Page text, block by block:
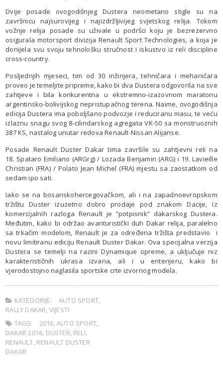
Dvije posade ovogodišnjeg Dustera neometano stigle su na
završnicu najsurovijeg i najizdržljivijeg svjetskog relija. Tokom
vožnje relija posade su uživale u podršci koju je bezrezervno
osigurala motorsport divizija Renault Sport Technologies, a koja je
donijela svu svoju tehnološku stručnost i iskustvo iz reli discipline
cross-country.
Posljednjih mjeseci, tim od 30 inžinjera, tehničara i mehaničara
proveo je temeljite pripreme, kako bi dva Dustera odgovorila na sve
zahtjeve i bila konkurentna u ekstremno-izazovnom maratonu
argentinsko-bolivijskog nepristupačnog terena. Naime, ovogodišnja
edicija Dustera ima poboljšano podvozje i reduciranu masu, te veću
izlaznu snagu svog 8-cilindarskog agregata VK-50 sa monstruoznih
387 KS, nastalog unutar redova Renault-Nissan Alijanse.
Posade Renault Duster Dakar tima završile su zahtjevni reli na
18. Spataro Emiliano (ARGrg) / Lozada Benjamin (ARG) i 19. Lavieille
Christian (FRA) / Polato Jean Michel (FRA) mjestu sa zaostatkom od
sedam ipo sati.
Iako se na bosanskohercegovačkom, ali i na zapadnoevropskom
tržištu Duster izuzetno dobro prodaje pod znakom Dacije, iz
komercijalnih razloga Renault je ”potpisnik” dakarskog Dustera.
Međutim, kako bi održao avanturistički duh Dakar relija, paralelno
sa trkačim modelom, Renault je za određena tržišta predstavio i
novu limitiranu ediciju Renault Duster Dakar. Ova specijalna verzija
Dustera se temelji na razini Dynamique opreme, a uključuje niz
karakterističnih ukrasa izvana, ali i u enterijeru, kako bi
vjerodostojno naglasila sportske crte izvornog modela.
KATEGORIJE: AUTO SPORT,
RALLY DAKAR, VIJESTI
TAGS:
2016,AUTO SPORT,
DAKAR 2016, DUSTER, RELI,
RENAULT, RENAULT DUSTER
DAKAR